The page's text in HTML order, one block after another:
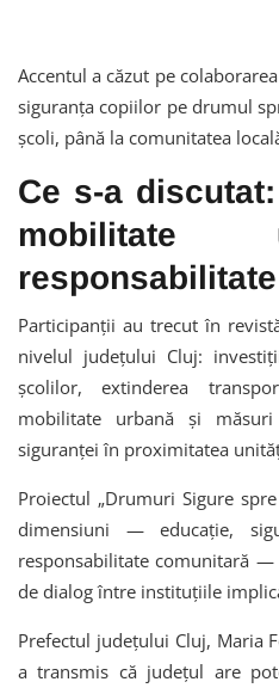
Accentul a căzut pe
siguranța copiilor pe drumul
școli, până la comunitatea
Ce s-a
mobilitate
Participanții au trecut în
nivelul județului Cluj:
școlilor, extinderea
mobilitate urbană și
siguranței în proximitatea
Proiectul „Drumuri Sigure
dimensiuni — educație,
responsabilitate comunitară
de dialog între instituțiile
Prefectul județului Cluj, Maria
a transmis că județul are